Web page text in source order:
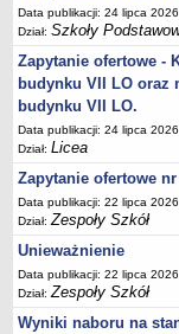
Data publikacji: 24 lipca 2026
Dział:Szkoły
Zapytanie ofertowe -
budynku VII LO oraz
budynku VII LO.
Data publikacji: 24 lipca 2026
Dział:Licea
Zapytanie ofertowe nr
Data publikacji: 22 lipca 2026
Dział:Zespoły Szkół
Unieważnienie
Data publikacji: 22 lipca 2026
Dział:Zespoły Szkół
Wyniki naboru na